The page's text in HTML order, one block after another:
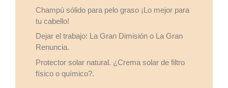
Champú sólido para pelo graso ¡Lo mejor para
tu cabello!
Dejar el trabajo: La Gran Dimisión o La Gran
Renuncia.
Protector solar natural. ¿Crema solar de filtro
físico o químico?.